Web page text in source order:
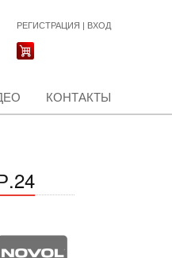
РЕГИСТРАЦИЯ | ВХОД
КОНТАКТЫ